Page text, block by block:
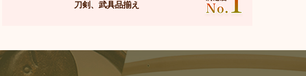
刀剣、武具品揃え